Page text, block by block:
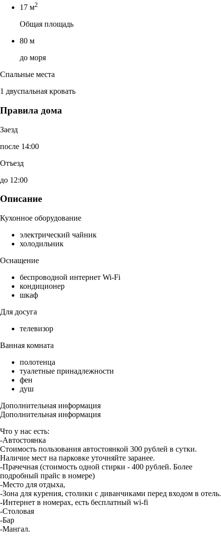
17 м2
Общая площадь
80 м
до моря
Спальные места
1 двуспальная кровать
Правила дома
Заезд
после 14:00
Отъезд
до 12:00
Описание
Кухонное оборудование
электрический чайник
холодильник
Оснащение
беспроводной интернет Wi-Fi
кондиционер
шкаф
Для досуга
телевизор
Ванная комната
полотенца
туалетные принадлежности
фен
душ
Дополнительная информация
Дополнительная информация
Что у нас есть:
-Автостоянка
Стоимость пользования автостоянкой 300 рублей в сутки.
Наличие мест на парковке уточняйте заранее.
-Прачечная (стоимость одной стирки - 400 рублей. Более
подробный прайс в номере)
-Место для отдыха,
-Зона для курения, столики с диванчиками перед входом в отель.
-Интернет в номерах, есть бесплатный wi-fi
-Столовая
-Бар
-Мангал.